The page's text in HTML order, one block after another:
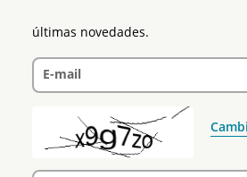
últimas novedades.
E-mail